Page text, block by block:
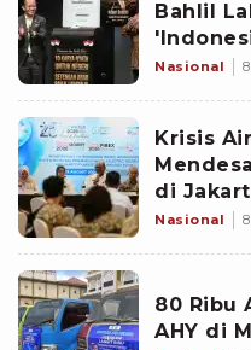
Bahlil
Nasional
Krisis
di
Nasional
80 Ribu
AHY di